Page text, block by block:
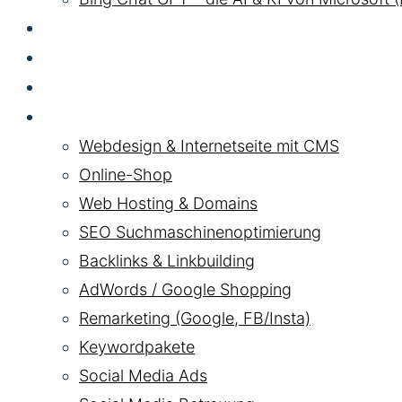
Webdesign & Internetseite mit CMS
Online-Shop
Web Hosting & Domains
SEO Suchmaschinenoptimierung
Backlinks & Linkbuilding
AdWords / Google Shopping
Remarketing (Google, FB/Insta)
Keywordpakete
Social Media Ads